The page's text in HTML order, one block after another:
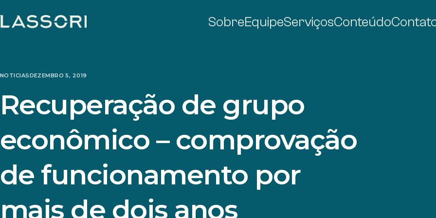
SobreEquipeServiçosConteúdo
NOTICIASDEZEMBRO 5, 2019
Recuperação de grupo
econômico – comprovação
de funcionamento por
mais de dois anos